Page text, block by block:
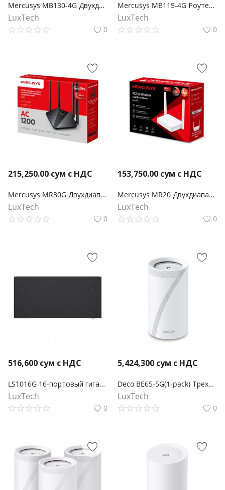
Mercusys MB130-4G Двухдиапазонный роутер Wi‑Fi AC1200 с поддержкой 4G LTE
LuxTech
0
Mercusys MB115-4G Роутер Wi-Fi N300 с поддержкой 4G LTE
LuxTech
0
215,250.00 сум с НДС
Mercusys MR30G Двухдиапазонный гигабитный роутер Wi‑Fi AC1200 с поддержкой Mesh
LuxTech
0
153,750.00 сум с НДС
Mercusys MR20 Двухдиапазонный роутер Wi‑Fi AC750
LuxTech
0
516,600 сум с НДС
LS1016G 16-портовый гигабитный настольный/стоечный коммутатор
LuxTech
0
5,424,300 сум с НДС
Deco BE65-5G(1-pack) Трехдиапазонная Mesh-модуль Wi-Fi 7 BE11000 с поддержкой 5G
LuxTech
0